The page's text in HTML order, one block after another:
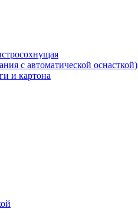
с автоматической оснасткой)
и картона